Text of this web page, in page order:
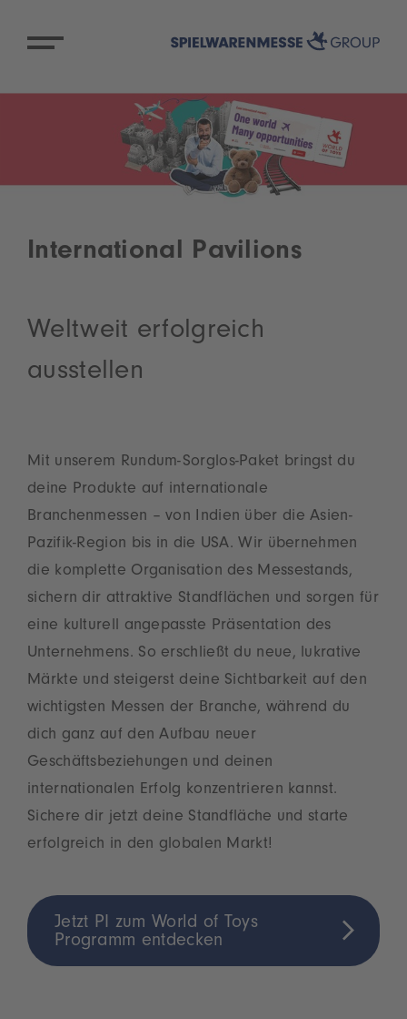
International Pavilions
Weltweit erfolgreich
ausstellen
Mit unserem Rundum-Sorglos-Paket bringst du
deine Produkte auf internationale
Branchenmessen – von Indien über die Asien-
Pazifik-Region bis in die USA. Wir übernehmen
die komplette Organisation des Messestands,
sichern dir attraktive Standflächen und sorgen für
eine kulturell angepasste Präsentation des
Unternehmens. So erschließt du neue, lukrative
Märkte und steigerst deine Sichtbarkeit auf den
wichtigsten Messen der Branche, während du
dich ganz auf den Aufbau neuer
Geschäftsbeziehungen und deinen
internationalen Erfolg konzentrieren kannst.
Sichere dir jetzt deine Standfläche und starte
erfolgreich in den globalen Markt!
Jetzt PI zum World of Toys
Programm entdecken